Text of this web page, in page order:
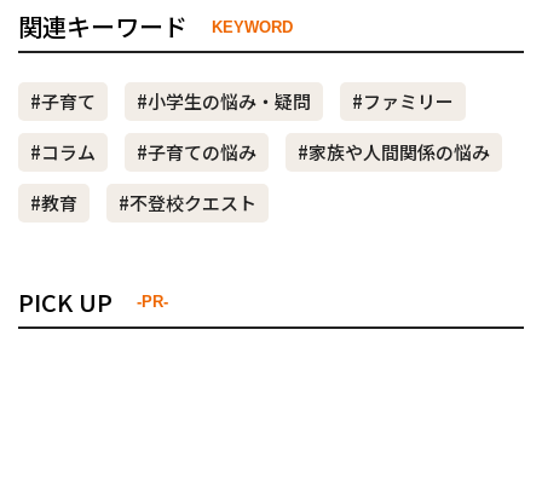
関連キーワード KEYWORD
#子育て #小学生の悩み・疑問
#ファミリー
#コラム
#子育ての悩み
#家族や人間関係の悩み
#教育
#不登校クエスト
PICK UP -PR-